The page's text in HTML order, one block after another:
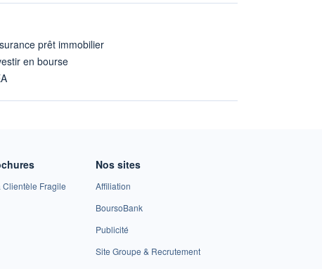
prêt immobilier
en bourse
Fragile
Nos sites
Affiliation
BoursoBank
Publicité
Site Groupe & Recrutement